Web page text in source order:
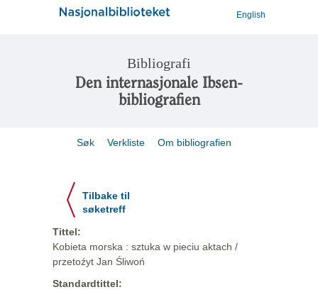
English
Bibliografi
Den internasjonale Ibsen-
bibliografien
Søk Verkliste Om bibliografien
Tilbake til
søketreff
Tittel:
Kobieta morska : sztuka w pieciu aktach /
przetoźyt Jan Śliwoń
Standardtittel: